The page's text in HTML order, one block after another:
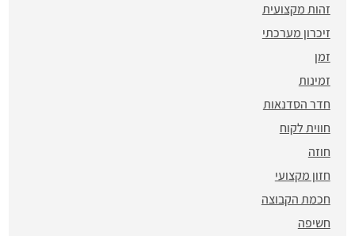
זהות מקצועית
זיכרון מערכתי
זמן
זמינות
חדר הסדנאות
חווית לקוח
חוזה
חזון מקצועי
חכמת הקבוצה
חשיפה